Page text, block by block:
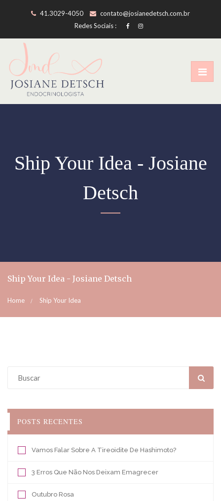
41.3029-4050
contato@josianedetsch.com.br
Redes Sociais :
Ship Your Idea - Josiane
Detsch
Ship Your Idea - Josiane Detsch
Home Ship Your Idea
POSTS RECENTES
Vamos Falar Sobre A Tireoidite De Hashimoto?
3 Erros Que Não Nos Deixam Emagrecer
Outubro Rosa